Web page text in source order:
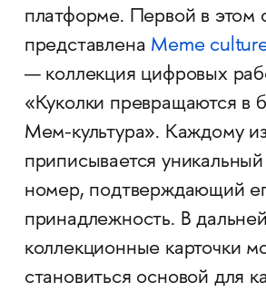
платформе. Первой в этом
представлена Meme
— коллекция цифровых
«Куколки превращаются в
Мем-культура‎»‎. Каждому
приписывается
номер, подтверждающий
принадлежность. В
коллекционные карточки
становиться основой для